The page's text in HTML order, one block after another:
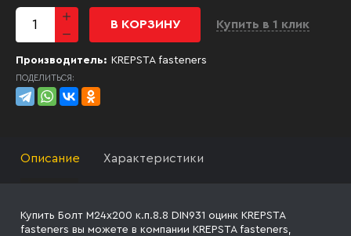
В КОРЗИНУ Купить в 1 клик
Производитель: KREPSTA fasteners
ПОДЕЛИТЬСЯ:
Описание Характеристики
Купить Болт М24х200 к.п.8.8 DIN931 оцинк KREPSTA
fasteners вы можете в компании KREPSTA fasteners,